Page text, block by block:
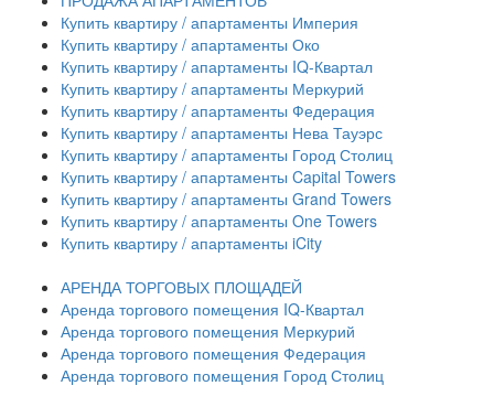
Купить квартиру / апартаменты Империя
Купить квартиру / апартаменты Око
Купить квартиру / апартаменты IQ-Квартал
Купить квартиру / апартаменты Меркурий
Купить квартиру / апартаменты Федерация
Купить квартиру / апартаменты Нева Тауэрс
Купить квартиру / апартаменты Город Столиц
Купить квартиру / апартаменты Capital Towers
Купить квартиру / апартаменты Grand Towers
Купить квартиру / апартаменты One Towers
Купить квартиру / апартаменты iCity
АРЕНДА ТОРГОВЫХ ПЛОЩАДЕЙ
Аренда торгового помещения IQ-Квартал
Аренда торгового помещения Меркурий
Аренда торгового помещения Федерация
Аренда торгового помещения Город Столиц